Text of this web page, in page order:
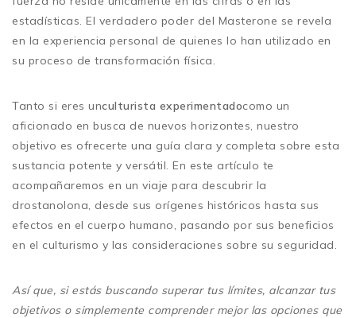
estadísticas. El verdadero poder del Masterone se revela
en la experiencia personal de quienes lo han utilizado en
su proceso de transformación física.
Tanto si eres unculturista experimentadocomo un
aficionado en busca de nuevos horizontes, nuestro
objetivo es ofrecerte una guía clara y completa sobre esta
sustancia potente y versátil. En este artículo te
acompañaremos en un viaje para descubrir la
drostanolona, desde sus orígenes históricos hasta sus
efectos en el cuerpo humano, pasando por sus beneficios
en el culturismo y las consideraciones sobre su seguridad.
Así que, si estás buscando superar tus límites, alcanzar tus
objetivos o simplemente comprender mejor las opciones que